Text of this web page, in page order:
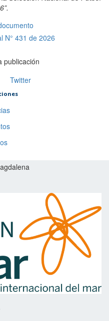
N° 431 de 2026
publicación
Twitter